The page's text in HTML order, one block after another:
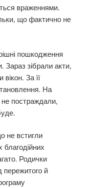
враженнями.
що фактично не
пошкодження
Зараз зібрали акти,
За її
На
не постраждали,
не встигли
благодійних
Родички
пережитого й